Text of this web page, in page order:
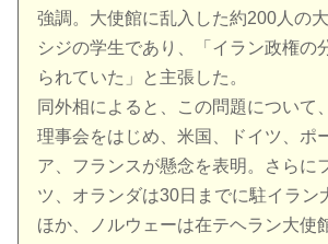
強調。大使館に乱入した約200人の
シジの学生であり、「イラン政権の
られていた」と主張した。
同外相によると、この問題について
理事会をはじめ、米国、ドイツ、ポ
ア、フランスが懸念を表明。さらに
ツ、オランダは30日までに駐イラン
ほか、ノルウェーは在テヘラン大使